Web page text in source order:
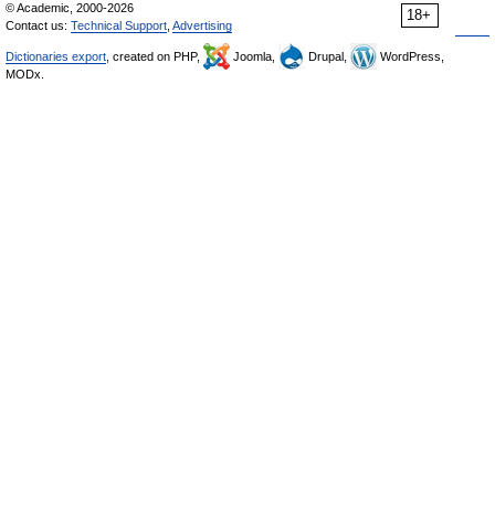
18+
© Academic, 2000-2026
Contact us: Technical Support Advertising
Dictionaries export , created on PHP, Joomla, Drupal,
WordPress,
MODx.